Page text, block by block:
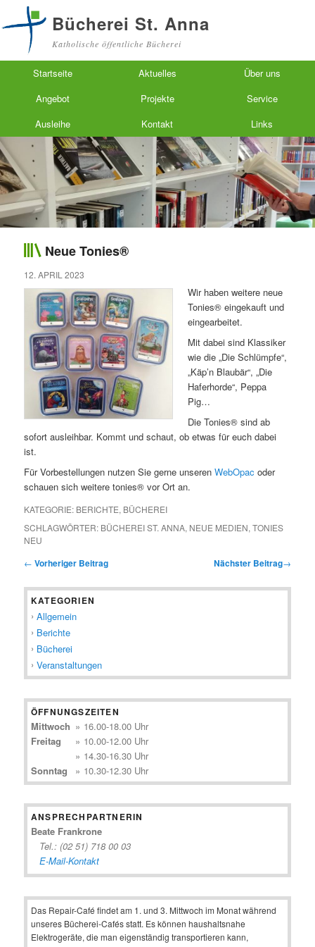
Bücherei St. Anna
Katholische öffentliche Bücherei
Hauptmenü
Zum primären Inhalt springen
Zum sekundären Inhalt springen
Startseite Aktuelles
Über uns
Angebot
Projekte
Service
Ausleihe
Kontakt Links
Neue Tonies®
12. APRIL 2023
Wir haben weitere neue
Tonies® eingekauft und
eingearbeitet.
Mit dabei sind Klassiker
wie die „Die Schlümpfe“,
„Käp’n Blaubär“, „Die
Haferhorde“, Peppa
Pig…
Die Tonies® sind ab
sofort ausleihbar. Kommt und schaut, ob etwas für euch dabei
ist.
Für Vorbestellungen nutzen Sie gerne unserenWebOpac oder
schauen sich weitere tonies® vor Ort an.
KATEGORIE: BERICHTE, BÜCHEREI
SCHLAGWÖRTER: BÜCHEREI ST. ANNA, NEUE MEDIEN,TONIES
NEU
← Vorheriger Beitrag Nächster Beitrag→
KATEGORIEN
Allgemein
Berichte
Bücherei
Veranstaltungen
ÖFFNUNGSZEITEN
Mittwoch » 16.00-18.00 Uhr
Freitag
» 10.00-12.00 Uhr
» 14.30-16.30 Uhr
Sonntag
» 10.30-12.30 Uhr
ANSPRECHPARTNERIN
Beate Frankrone
Tel.: (02 51) 718 00 03
E-Mail-Kontakt
Das Repair-Café findet am 1. und 3. Mittwoch im Monat während
unseres Bücherei-Cafés statt. Es können haushaltsnahe
Elektrogeräte, die man eigenständig transportieren kann,